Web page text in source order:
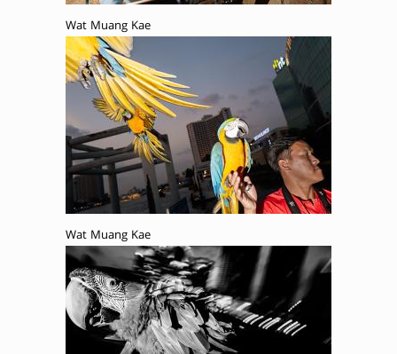
Wat Muang Kae
Wat Muang Kae